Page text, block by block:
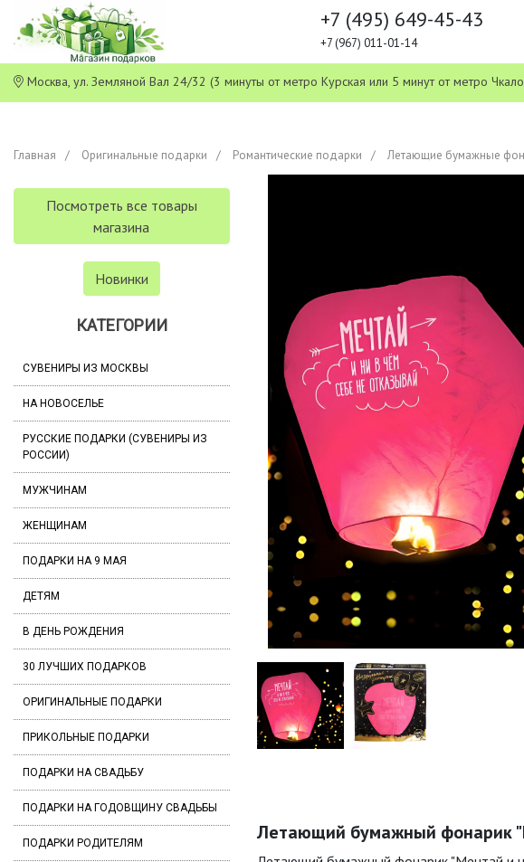
+7 (495) 649-45-43
+7 (967) 011-01-14
Москва, ул. Земляной Вал 24/32 (3 минуты от метро Курская или 5 минут от метро
Главная Оригинальные подарки Романтические подарки Летающие бумажные
Посмотреть все товары
магазина
Новинки
КАТЕГОРИИ
СУВЕНИРЫ ИЗ МОСКВЫ
НА НОВОСЕЛЬЕ
РУССКИЕ ПОДАРКИ (СУВЕНИРЫ ИЗ
РОССИИ)
МУЖЧИНАМ
ЖЕНЩИНАМ
ПОДАРКИ НА 9 МАЯ
ДЕТЯМ
В ДЕНЬ РОЖДЕНИЯ
30 ЛУЧШИХ ПОДАРКОВ
ОРИГИНАЛЬНЫЕ ПОДАРКИ
ПРИКОЛЬНЫЕ ПОДАРКИ
ПОДАРКИ НА СВАДЬБУ
ПОДАРКИ НА ГОДОВЩИНУ СВАДЬБЫ
ПОДАРКИ РОДИТЕЛЯМ Летающий бумажный фонарик